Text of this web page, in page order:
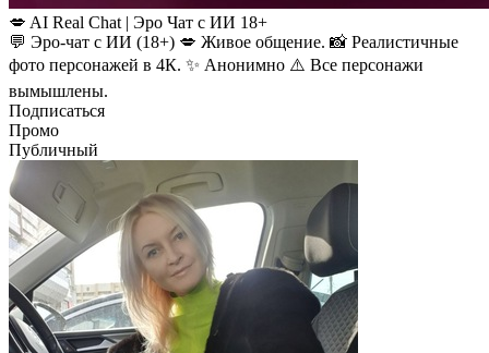
💋 AI Real Chat | Эро Чат с ИИ 18+
💬 Эро-чат с ИИ (18+) 💋 Живое общение. 📸 Реалистичные
фото персонажей в 4К. ✨ Анонимно ⚠️ Все персонажи
вымышлены.
Подписаться
Промо
Публичный